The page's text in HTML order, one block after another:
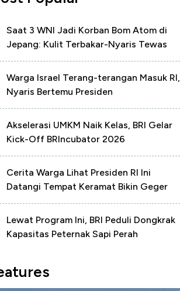
Saat 3 WNI Jadi Korban Bom Atom di
Jepang: Kulit Terbakar-Nyaris Tewas
Warga Israel Terang-terangan Masuk RI,
Nyaris Bertemu Presiden
Akselerasi UMKM Naik Kelas, BRI Gelar
Kick-Off BRIncubator 2026
Cerita Warga Lihat Presiden RI Ini
Datangi Tempat Keramat Bikin Geger
Lewat Program Ini, BRI Peduli Dongkrak
Kapasitas Peternak Sapi Perah